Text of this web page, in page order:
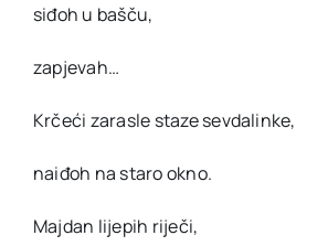
siđoh u bašču,
zapjevah…
Krčeći zarasle staze sevdalinke,
naiđoh na staro okno.
Majdan lijepih riječi,